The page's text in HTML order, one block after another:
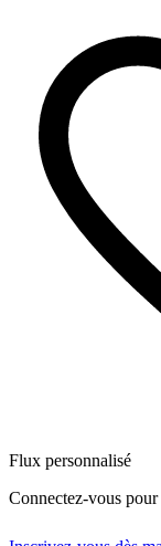
Flux personnalisé
Connectez-vous